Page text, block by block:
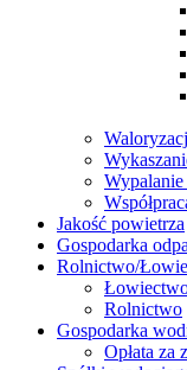
Jakość powietrza
Gospodarka
Rolnictwo/
Rolnictwo
Gospodarka
Opłata za